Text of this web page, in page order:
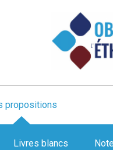
propositions
Livres blancs